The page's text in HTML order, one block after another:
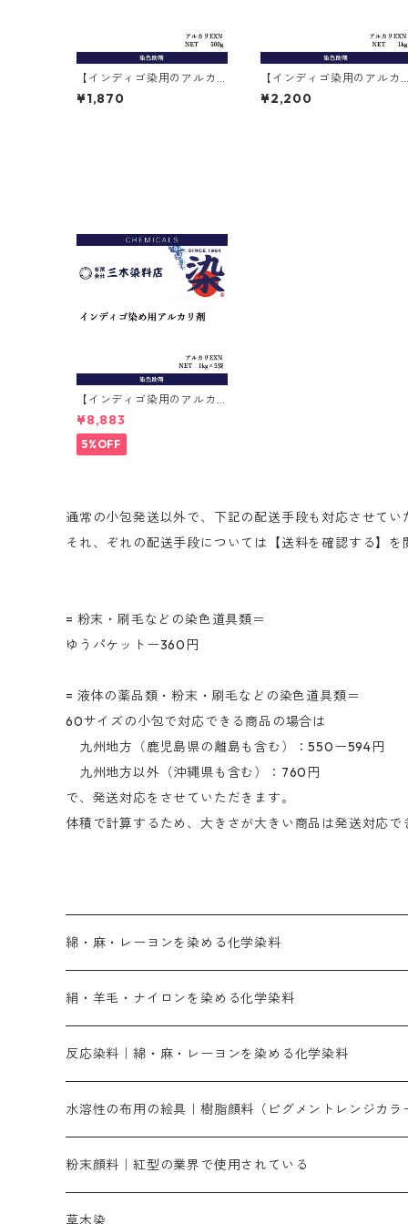
【インディゴ染用のアルカ
リ剤】｜500g｜アルカリE
XN
¥1,870
【インディゴ染用のアルカ
リ剤】｜1kg｜アルカリEXN
¥2,200
【インディゴ染用のアルカ
リ剤】｜5kg｜アルカリEXN
¥8,883
5%OFF
通常の小包発送以外で、下記の配送手段も対応させてい
それ、ぞれの配送手段については【送料を確認する】を
= 粉末・刷毛などの染色道具類＝
ゆうパケットー360円
= 液体の薬品類・粉末・刷毛などの染色道具類＝
60サイズの小包で対応できる商品の場合は
九州地方（鹿児島県の離島も含む）：550ー594円
九州地方以外（沖縄県も含む）：760円
で、発送対応をさせていただきます。
体積で計算するため、大きさが大きい商品は発送対応で
綿・麻・レーヨンを染める化学染料
直接染料－染色手順が簡単
人気のおすすめ直接染料
染色に必要な薬品類
絹・羊毛・ナイロンを染める化学染料
お買い得品
染料一覧
人気のおすすめ染料
赤色系
染色に必要な薬品類
補助薬品
反応染料｜綿・麻・レーヨンを染める化学染料
お勧めの3原色（赤・青・黄色）
お勧め｜スミフィックス～
レマゾール
3原色以外の色目
赤色
染色に必要な薬品
水溶性の布用の絵具｜樹脂顔料（ピグメントレンジカラ
ネオカラー（色）
内容量：100g
バィンダー（定着剤）
粉末顔料｜紅型の業界で使用されている
赤色系
草木染